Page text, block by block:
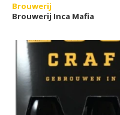
Brouwerij
Brouwerij Inca Mafia